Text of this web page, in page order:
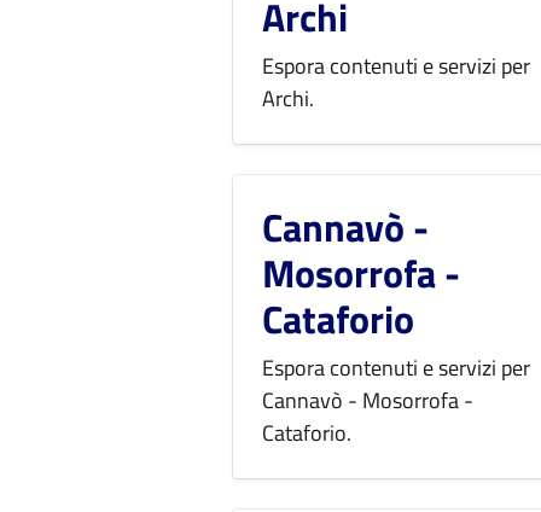
Archi
Espora contenuti e servizi per
Archi.
Cannavò -
Mosorrofa -
Cataforio
Espora contenuti e servizi per
Cannavò - Mosorrofa -
Cataforio.